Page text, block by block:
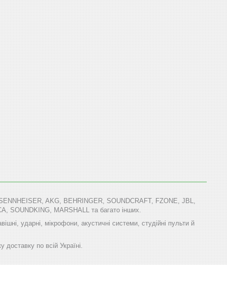
AKG, BEHRINGER, SOUNDCRAFT, FZONE, JBL,
SOUNDKING, MARSHALL та багато інших.
ударні, мікрофони, акустичні системи, студійні пульти й
доставку по всій Україні.